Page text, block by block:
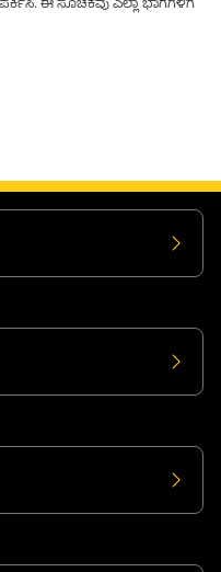
ಈ ಸೂಚಕವು ಎಲ್ಲಾ ಭಾಗಗಳಿಗೆ